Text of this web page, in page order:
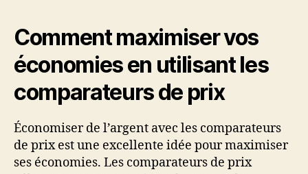
Comment maximiser vos
économies en utilisant les
comparateurs de prix
Économiser de l’argent avec les comparateurs
de prix est une excellente idée pour maximiser
ses économies. Les comparateurs de prix